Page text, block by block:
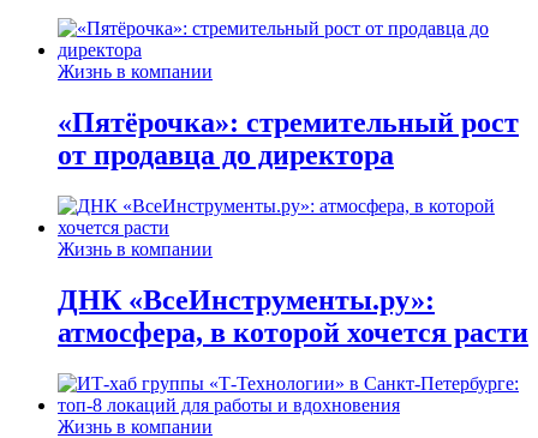
Жизнь в компании
«Пятёрочка»: стремительный рост
от продавца до директора
Жизнь в компании
ДНК «ВсеИнструменты.ру»:
атмосфера, в которой хочется расти
Жизнь в компании